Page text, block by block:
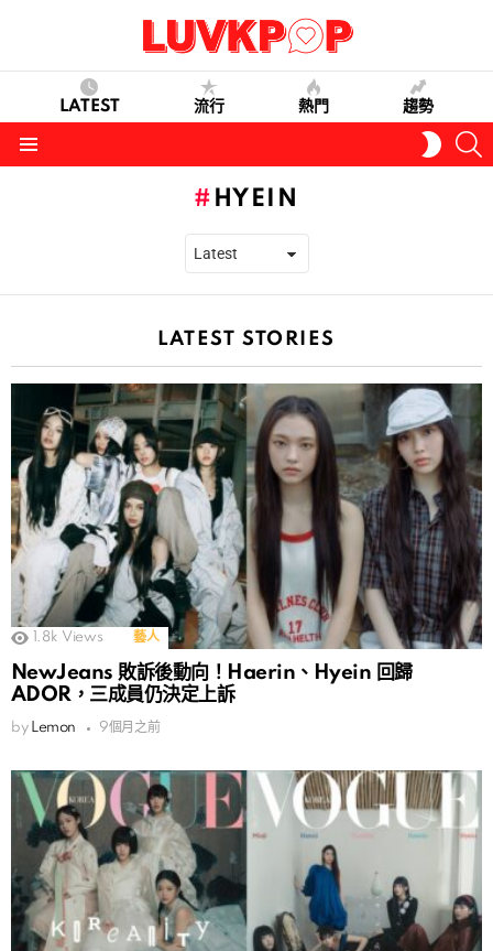
LATEST 流行 熱門 趨勢
SKIN
HYEIN
LATEST STORIES
1.8k Views 藝人
NewJeans 敗訴後動向！Haerin、Hyein 回歸
ADOR，三成員仍決定上訴
by Lemon 9個月之前